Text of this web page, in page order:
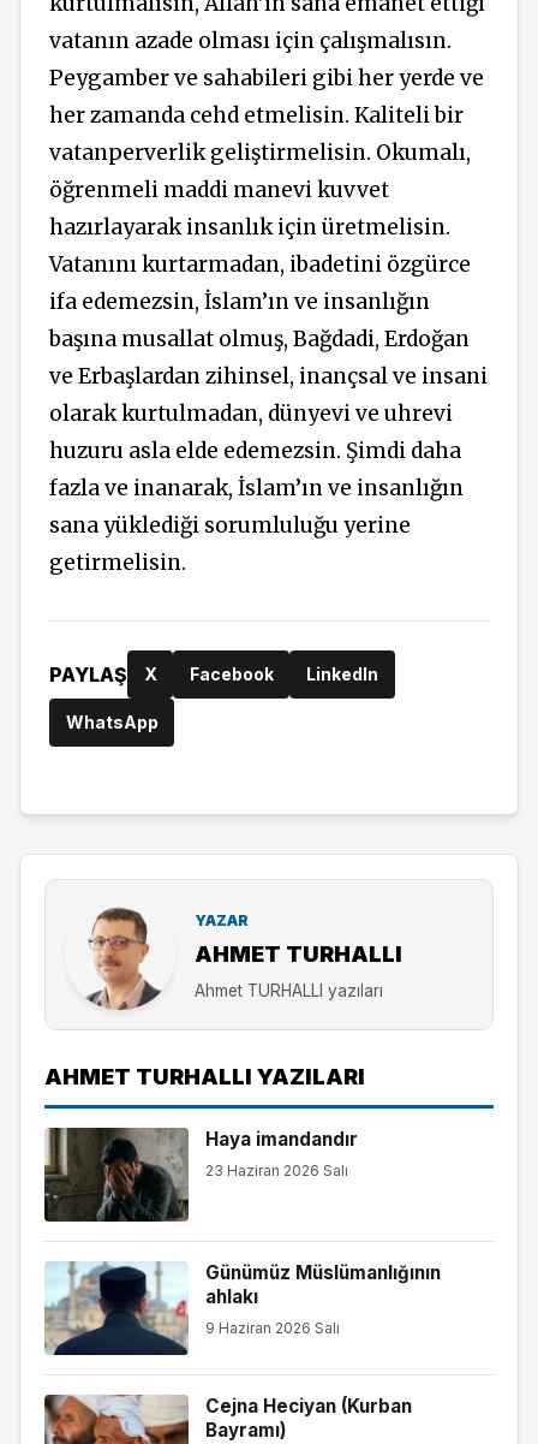
vatanın azade olması için çalışmalısın.
Peygamber ve sahabileri gibi her yerde ve
her zamanda cehd etmelisin. Kaliteli bir
vatanperverlik geliştirmelisin. Okumalı,
öğrenmeli maddi manevi kuvvet
hazırlayarak insanlık için üretmelisin.
Vatanını kurtarmadan, ibadetini özgürce
ifa edemezsin, İslam’ın ve insanlığın
başına musallat olmuş, Bağdadi, Erdoğan
ve Erbaşlardan zihinsel, inançsal ve insani
olarak kurtulmadan, dünyevi ve uhrevi
huzuru asla elde edemezsin. Şimdi daha
fazla ve inanarak, İslam’ın ve insanlığın
sana yüklediği sorumluluğu yerine
getirmelisin.
PAYLAŞ X Facebook LinkedIn
WhatsApp
YAZAR
AHMET TURHALLI
Ahmet TURHALLI yazıları
AHMET TURHALLI YAZILARI
Haya imandandır
23 Haziran 2026 Salı
Günümüz Müslümanlığının
ahlakı
9 Haziran 2026 Salı
Cejna Heciyan (Kurban
Bayramı)